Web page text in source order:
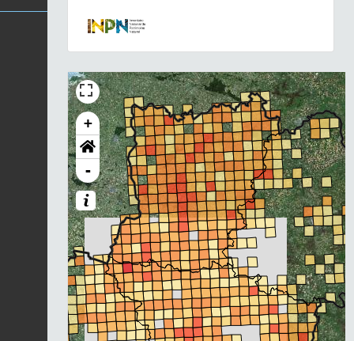
+
-